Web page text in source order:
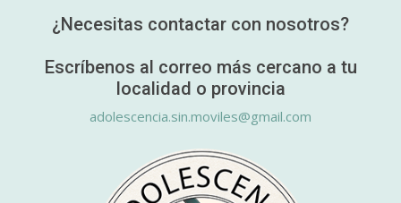
¿Necesitas contactar con nosotros?
Escríbenos al correo más cercano a tu
localidad o provincia
adolescencia.sin.moviles@gmail.com